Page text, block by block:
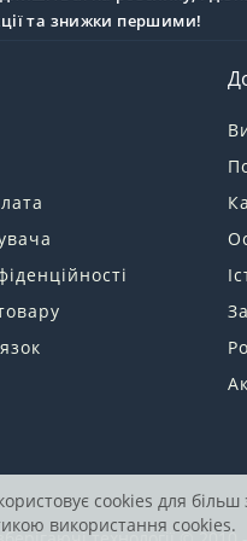
та знижки першими!
cookies для
використання cookies.